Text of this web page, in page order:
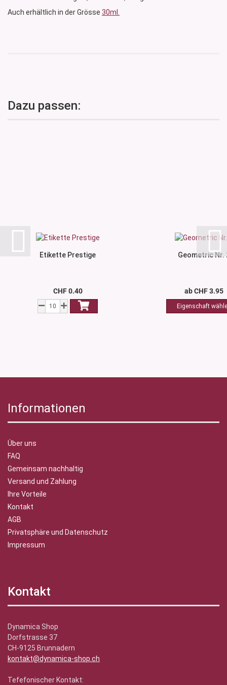
Auch erhältlich in der Grösse 30ml.
Dazu passen:
Etikette Prestige
CHF 0.40
Geometric Nr.
ab CHF 3.95
Informationen
Über uns
FAQ
Gemeinsam nachhaltig
Versand und Zahlung
Ihre Vorteile
Kontakt
AGB
Privatsphäre und Datenschutz
Impressum
Kontakt
Dynamica Shop
Dorfstrasse 37
CH-9125 Brunnadern
kontakt@dynamica-shop.ch
Tefefonischer Kontakt: